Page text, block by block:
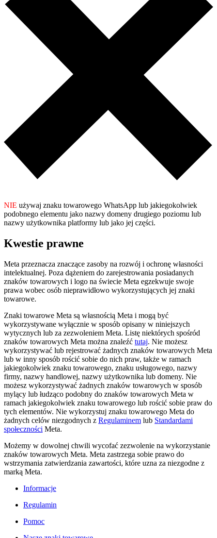
NIE używaj znaku towarowego WhatsApp lub jakiegokolwiek
podobnego elementu jako nazwy domeny drugiego poziomu lub
nazwy użytkownika platformy lub jako jej części.
Kwestie prawne
Meta przeznacza znaczące zasoby na rozwój i ochronę własności
intelektualnej. Poza dążeniem do zarejestrowania posiadanych
znaków towarowych i logo na świecie Meta egzekwuje swoje
prawa wobec osób nieprawidłowo wykorzystujących jej znaki
towarowe.
Znaki towarowe Meta są własnością Meta i mogą być
wykorzystywane wyłącznie w sposób opisany w niniejszych
wytycznych lub za zezwoleniem Meta. Listę niektórych spośród
znaków towarowych Meta można znaleźć tutaj. Nie możesz
wykorzystywać lub rejestrować żadnych znaków towarowych Meta
lub w inny sposób rościć sobie do nich praw, także w ramach
jakiegokolwiek znaku towarowego, znaku usługowego, nazwy
firmy, nazwy handlowej, nazwy użytkownika lub domeny. Nie
możesz wykorzystywać żadnych znaków towarowych w sposób
mylący lub łudząco podobny do znaków towarowych Meta w
ramach jakiegokolwiek znaku towarowego lub rościć sobie praw do
tych elementów. Nie wykorzystuj znaku towarowego Meta do
żadnych celów niezgodnych z Regulaminem lub Standardami
społeczności Meta.
Możemy w dowolnej chwili wycofać zezwolenie na wykorzystanie
znaków towarowych Meta. Meta zastrzega sobie prawo do
wstrzymania zatwierdzania zawartości, które uzna za niezgodne z
marką Meta.
Informacje
Regulamin
Pomoc